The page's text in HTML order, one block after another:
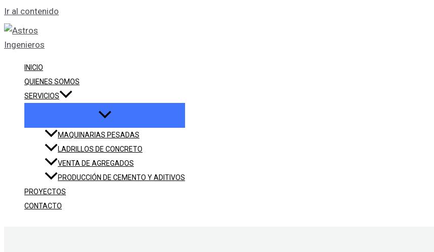
Ir al contenido
INICIO
QUIENES SOMOS
SERVICIOS
MAQUINARIAS PESADAS
LADRILLOS DE CONCRETO
VENTA DE AGREGADOS
PRODUCCIÓN DE CEMENTO Y ADITIVOS
PROYECTOS
CONTACTO